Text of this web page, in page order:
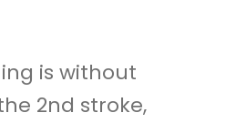
is without
2nd stroke,